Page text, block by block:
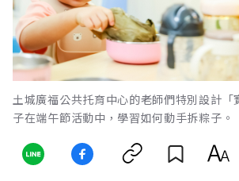
土城廣福公共托育中心的老師們特別設計「
子在端午節活動中，學習如何動手拆粽子。